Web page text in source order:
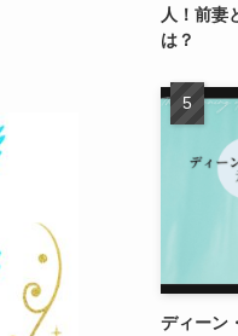
人！前妻
は？
ディーン